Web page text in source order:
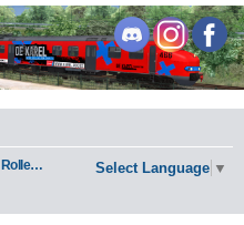
Rollend materieel
Select Language ▼